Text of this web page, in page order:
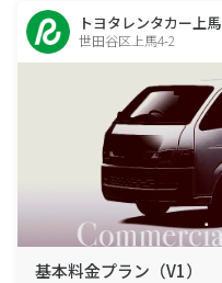
トヨタレンタカー上馬
世田谷区上馬4-2
基本料金プラン（V1）